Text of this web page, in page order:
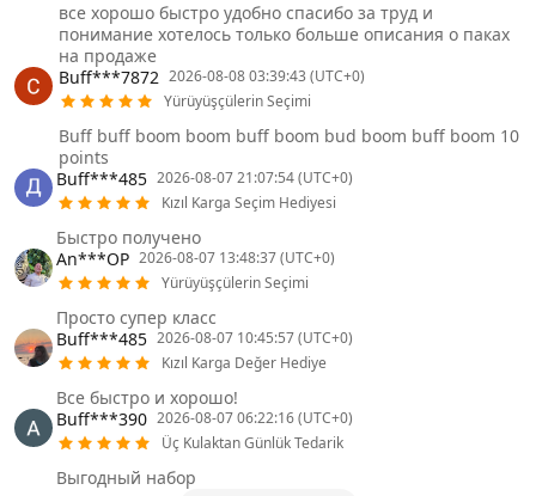
все хорошо быстро удобно спасибо за труд и
понимание хотелось только больше описания о паках
на продаже
Buff***7872 2026-08-08 03:39:43 (UTC+0)
Yürüyüşçülerin Seçimi
Buff buff boom boom buff boom bud boom buff boom 10
points
Buff***485 2026-08-07 21:07:54 (UTC+0)
Kızıl Karga Seçim Hediyesi
Быстро получено
An***OP 2026-08-07 13:48:37 (UTC+0)
Yürüyüşçülerin Seçimi
Просто супер класс
Buff***485 2026-08-07 10:45:57 (UTC+0)
Kızıl Karga Değer Hediye
Все быстро и хорошо!
Buff***390 2026-08-07 06:22:16 (UTC+0)
Üç Kulaktan Günlük Tedarik
Выгодный набор